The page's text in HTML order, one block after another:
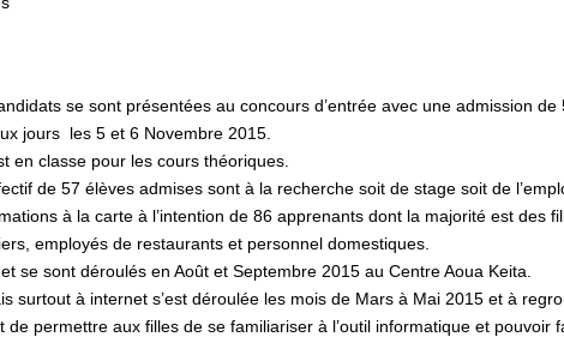
se sont présentées au concours d’entrée avec une admission
jours les 5 et 6 Novembre 2015.
en classe pour les cours théoriques.
de 57 élèves admises sont à la recherche soit de stage soit de
à la carte à l’intention de 86 apprenants dont la majorité est des
employés de restaurants et personnel domestiques.
se sont déroulés en Août et Septembre 2015 au Centre Aoua Keita.
surtout à internet s’est déroulée les mois de Mars à Mai 2015 et à
de permettre aux filles de se familiariser à l’outil informatique et